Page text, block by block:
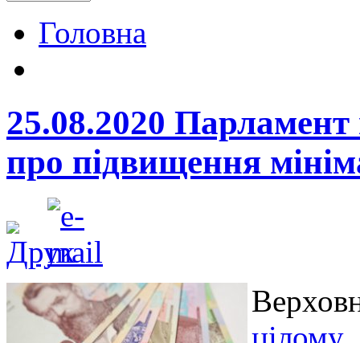
Головна
25.08.2020
про підвищення